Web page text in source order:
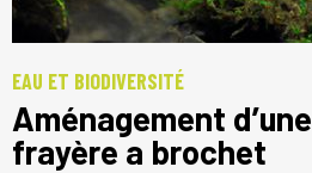
EAU ET BIODIVERSITÉ
Aménagement d’une
frayère a brochet